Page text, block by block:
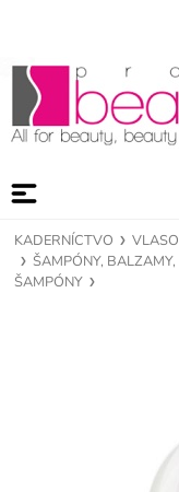
KADERNÍCTVO
ŠAMPÓNY,
ŠAMPÓNY